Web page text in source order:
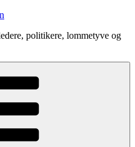
politikere, lommetyve og